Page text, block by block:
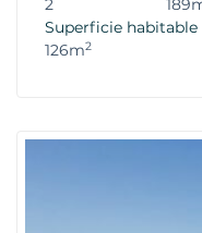
2
Superficie habitable
126m2